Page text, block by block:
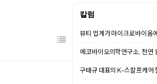
칼럼